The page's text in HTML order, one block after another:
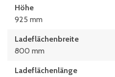
Höhe
925 mm
Ladeflächenbreite
800 mm
Ladeflächenlänge